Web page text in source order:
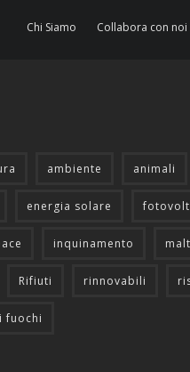
Chi Siamo Collabora con noi
ambiente animali
energia solare
inquinamento
Rifiuti rinnovabili
fuochi